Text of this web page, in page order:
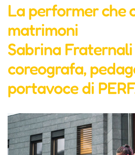
La performer che
matrimoni
Sabrina
coreografa,
portavoce di